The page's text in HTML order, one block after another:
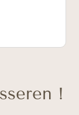
!